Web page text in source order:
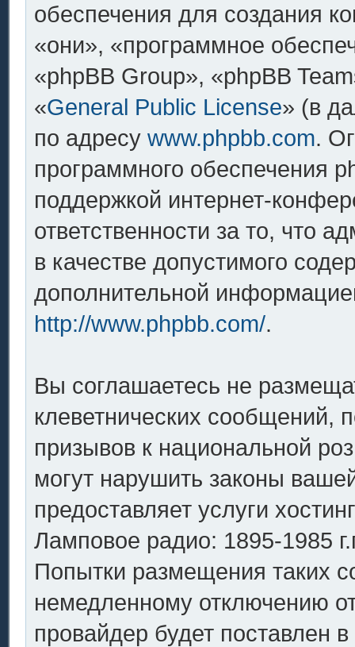
обеспечения для создания
«они», «программное
«phpBB Group», «phpBB
«General Public License» (в
по адресу www.phpbb.com.
программного обеспечения
поддержкой интернет-
ответственности за то, что
в качестве допустимого
дополнительной
http://www.phpbb.com/.
Вы соглашаетесь не
клеветнических сообщений,
призывов к национальной
могут нарушить законы
предоставляет услуги
Ламповое радио: 1895-1985
Попытки размещения таких
немедленному отключению
провайдер будет поставлен